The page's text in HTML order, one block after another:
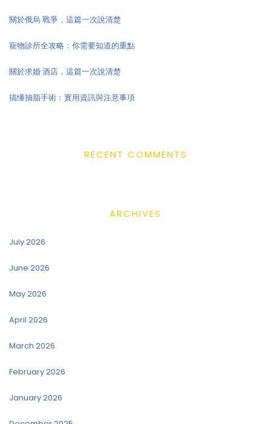
關於俄烏 戰爭，這篇一次說清楚
寵物診所全攻略：你需要知道的重點
關於求婚 酒店，這篇一次說清楚
搞懂抽脂手術：實用資訊與注意事項
RECENT COMMENTS
ARCHIVES
July 2026
June 2026
May 2026
April 2026
March 2026
February 2026
January 2026